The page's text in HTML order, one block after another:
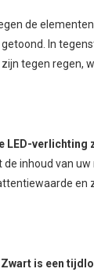
de
In
tegen regen,
LED-verlichting
inhoud van
en
Zwart is een